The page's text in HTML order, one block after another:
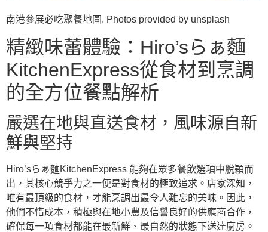
南港參展必吃聚餐地圖. Photos provided by unsplash
精緻味蕾體驗：Hiro’sらぁ麵
KitchenExpress從食材到烹調
的全方位餐點解析
嚴選在地與直送食材，風味源自新
鮮與堅持
Hiro’sらぁ麵KitchenExpress 能夠在眾多餐飲選項中脫穎而
出，其核心競爭力之一便是對食材的極致追求。店家深知，
唯有最頂級的食材，才能烹調出最令人難忘的美味。因此，
他們不惜成本，積極與在地小農及信譽良好的供應商合作，
確保每一項食材都能在最新鮮、最自然的狀態下送達廚房。